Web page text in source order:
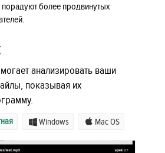
более продвинутых
анализировать ваши
показывая их
Windows Mac OS